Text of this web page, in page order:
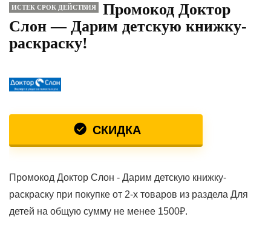
ИСТЕК СРОК ДЕЙСТВИЯ
Промокод Доктор
Слон — Дарим детскую книжку-
раскраску!
СКИДКА
Промокод Доктор Слон - Дарим детскую книжку-
раскраску при покупке от 2-х товаров из раздела Для
детей на общую сумму не менее 1500₽.